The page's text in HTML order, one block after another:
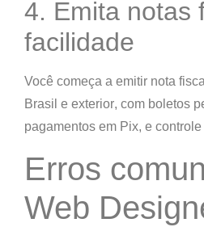
4. Emita notas
facilidade
Você começa a emitir nota
Brasil e exterior, com boletos
pagamentos em Pix, e controle
Erros
Web